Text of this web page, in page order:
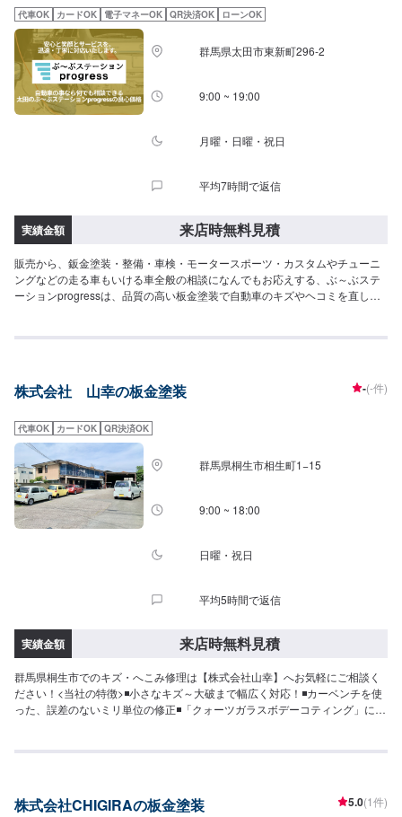
います。ぜひ、お問い合わせください！【作業実績】シボレーサバーバン
77,000円--------------------------------------------------【1】オファーにてお問い合わ
せ【2】お見積り【3】お見積りにご納得いただければ作業開始【4】仕上が
り次第納車-----納期について-----納期は要相談となります。納期は前後する場
合がございます。予め、ご了承ください。-----パーツ持ち込みについて-----パ
ーツの持ち込み可能です。オファーにて詳細をお願い致します。-----代車につ
いて-----無料の代車をご用意しています。お車の作業中は代車をご利用くださ
意、受付方法-----当工場は竹のくら様を過ぎ左手にMMM様の看板がある所を
をつけてお越しください。駐車スペースは事務所前の空いているスペースに
ください。ご案内いたします。【定休日・営業時間】定休日：日曜日、祝日
営業時間：9:00~18:00
代車OK カードOK 電子マネーOK QR決済OK ローンOK
群馬県太田市東新町296-2
9:00 ~ 19:00
月曜・日曜・祝日
平均7時間で返信
実績金額 来店時無料見積
販売から、鈑金塗装・整備・車検・モータースポーツ・カスタムやチューニ
ングなどの走る車もいける車全般の相談になんでもお応えする、ぶ～ぶステ
ーションprogressは、品質の高い板金塗装で自動車のキズやヘコミを直しま
ので、お気軽にお問い合わせください。ブレーキパッドの交換や車内のクリ
ドバイスを心掛けております。--------------------------------------------------【1】オ
作業開始【4】仕上がり次第納車-----納期について-----納期は要相談となりま
す。納期は前後する場合がございます。予め、ご了承ください。-----代車につ
いて-----無料の代車をご用意しています。お車の作業中は代車をご利用くださ
い。※代車の燃料代はお客様にご負担いただいております。-----ご来店時の注
意、受付方法-----当工場は太田桐生インターチェンジから５分入庫の際はお気
をつけてお越しください。駐車スペースは工場前の空いているスペースに駐
車してください。受付はスタッフへ「メンテモで予約しました」とお伝えく
株式会社 山幸の板金塗装 -(-件)
代車OK カードOK QR決済OK
群馬県桐生市相生町1−15
9:00 ~ 18:00
日曜・祝日
平均5時間で返信
実績金額 来店時無料見積
群馬県桐生市でのキズ・へこみ修理は【株式会社山幸】へお気軽にご相談く
ださい！<当社の特徴>◾小さなキズ～大破まで幅広く対応！◾カーベンチを使
った、誤差のないミリ単位の修正◾「クォーツガラスボデーコティング」によ
気軽にどうぞ！【作業実績】スズキスイフト165,000円【1】オファーにてお
の作業中は代車をご利用ください。※代車の燃料代はお客様にご負担いただい
株式会社CHIGIRAの板金塗装 5.0(1件)